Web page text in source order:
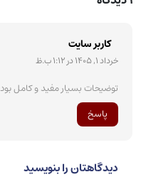
کاربر سایت
خرداد 1, 1405 در 1:12 ب.ظ
توضیحات بسیار مفید و کامل بود
پاسخ
دیدگاهتان را بنویسید